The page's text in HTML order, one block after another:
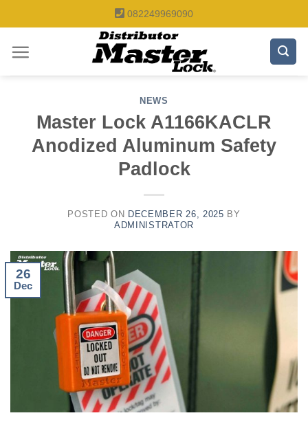
to
content
082249969090
NEWS
Master Lock A1166KACLR
Anodized Aluminum Safety
Padlock
POSTED ON DECEMBER 26, 2025 BY
ADMINISTRATOR
26
Dec